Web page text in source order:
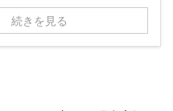
続きを見る